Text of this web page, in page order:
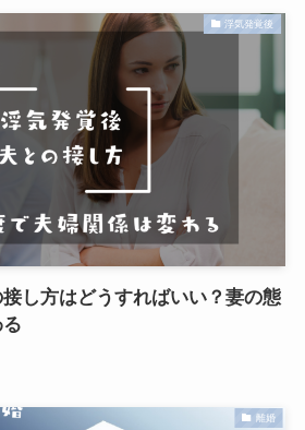
浮気発覚後
し方はどうすればいい？妻の態
離婚